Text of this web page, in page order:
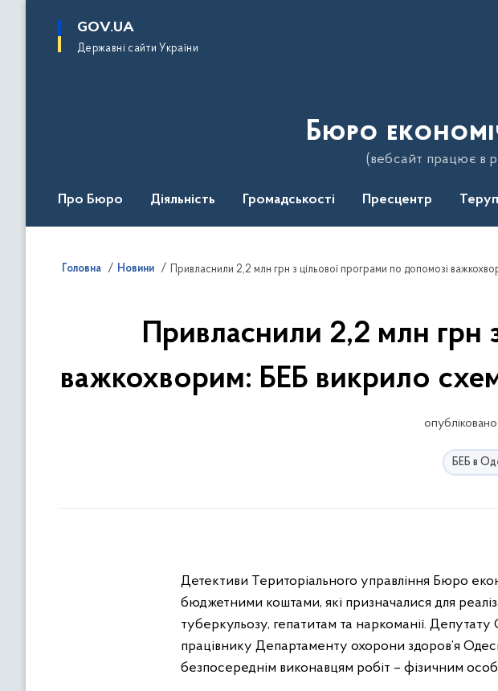
основного
GOV.UA
Державні сайти України
Бюро
(вебсайт працює в
Про Бюро Діяльність Громадськості Пресцентр
Головна Новини
Привласнили 2,2 млн грн
важкохворим: БЕБ викрило
БЕБ в
Детективи Територіального управління Бюро
бюджетними коштами, які призначалися для
туберкульозу, гепатитам та наркоманії.
працівнику Департаменту охорони здоров’я
безпосереднім виконавцям робіт – фізичним